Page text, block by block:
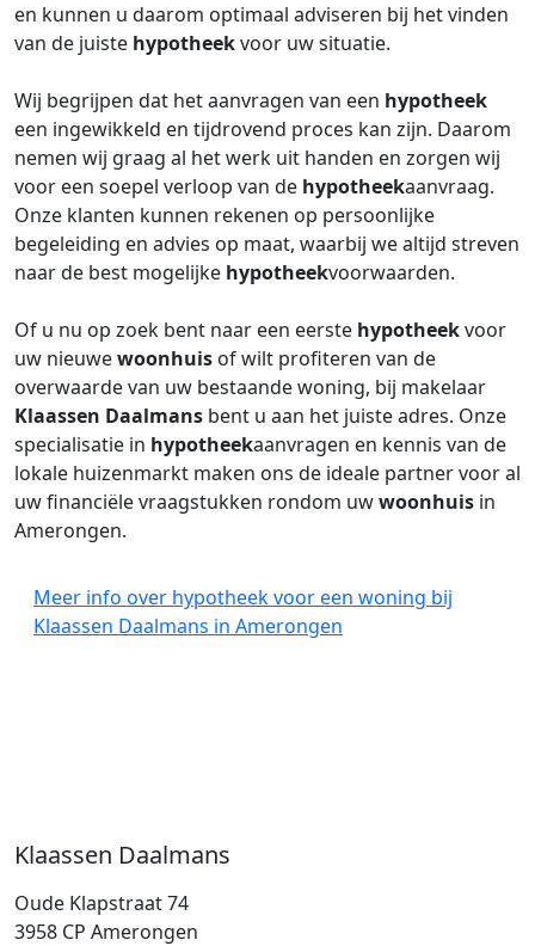
Klaassen Daalmans
Oude Klapstraat 74
3958 CP Amerongen
en kunnen u daarom optimaal adviseren bij het vinden
van de juiste hypotheekvoor uw situatie.
Wij begrijpen dat het aanvragen van een hypotheek
een ingewikkeld en tijdrovend proces kan zijn. Daarom
nemen wij graag al het werk uit handen en zorgen wij
voor een soepel verloop van de hypotheekaanvraag.
Onze klanten kunnen rekenen op persoonlijke
begeleiding en advies op maat, waarbij we altijd streven
naar de best mogelijke hypotheekvoorwaarden.
Of u nu op zoek bent naar een eerste hypotheekvoor
uw nieuwewoonhuis of wilt profiteren van de
overwaarde van uw bestaande woning, bij makelaar
Klaassen Daalmans bent u aan het juiste adres. Onze
specialisatie in hypotheekaanvragen en kennis van de
lokale huizenmarkt maken ons de ideale partner voor al
uw financiële vraagstukken rondom uwwoonhuis in
Amerongen.
Meer info over hypotheek voor een woning bij
Klaassen Daalmans in Amerongen